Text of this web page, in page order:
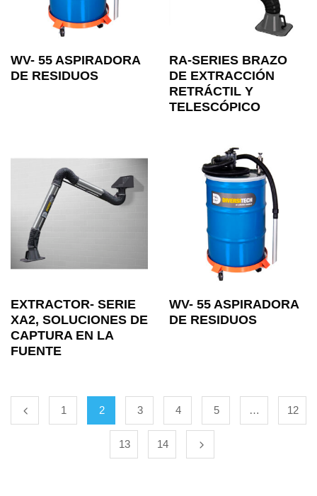
WV- 55 ASPIRADORA
DE RESIDUOS
RA-SERIES BRAZO
DE EXTRACCIÓN
RETRÁCTIL Y
TELESCÓPICO
EXTRACTOR- SERIE
XA2, SOLUCIONES DE
CAPTURA EN LA
FUENTE
WV- 55 ASPIRADORA
DE RESIDUOS
1 2 3 4 5 … 12
13 14